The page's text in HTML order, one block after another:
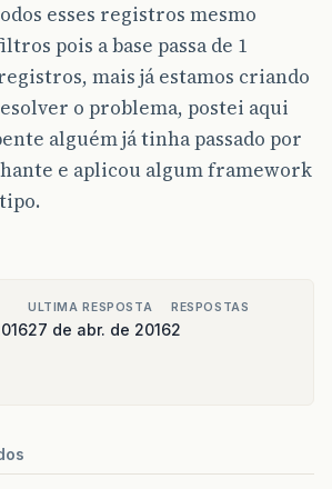
esses registros mesmo
pois a base passa de 1
mais já estamos criando
o problema, postei aqui
alguém já tinha passado por
e aplicou algum framework
ULTIMA RESPOSTA
27 de abr. de 2016
RESPOSTAS
2